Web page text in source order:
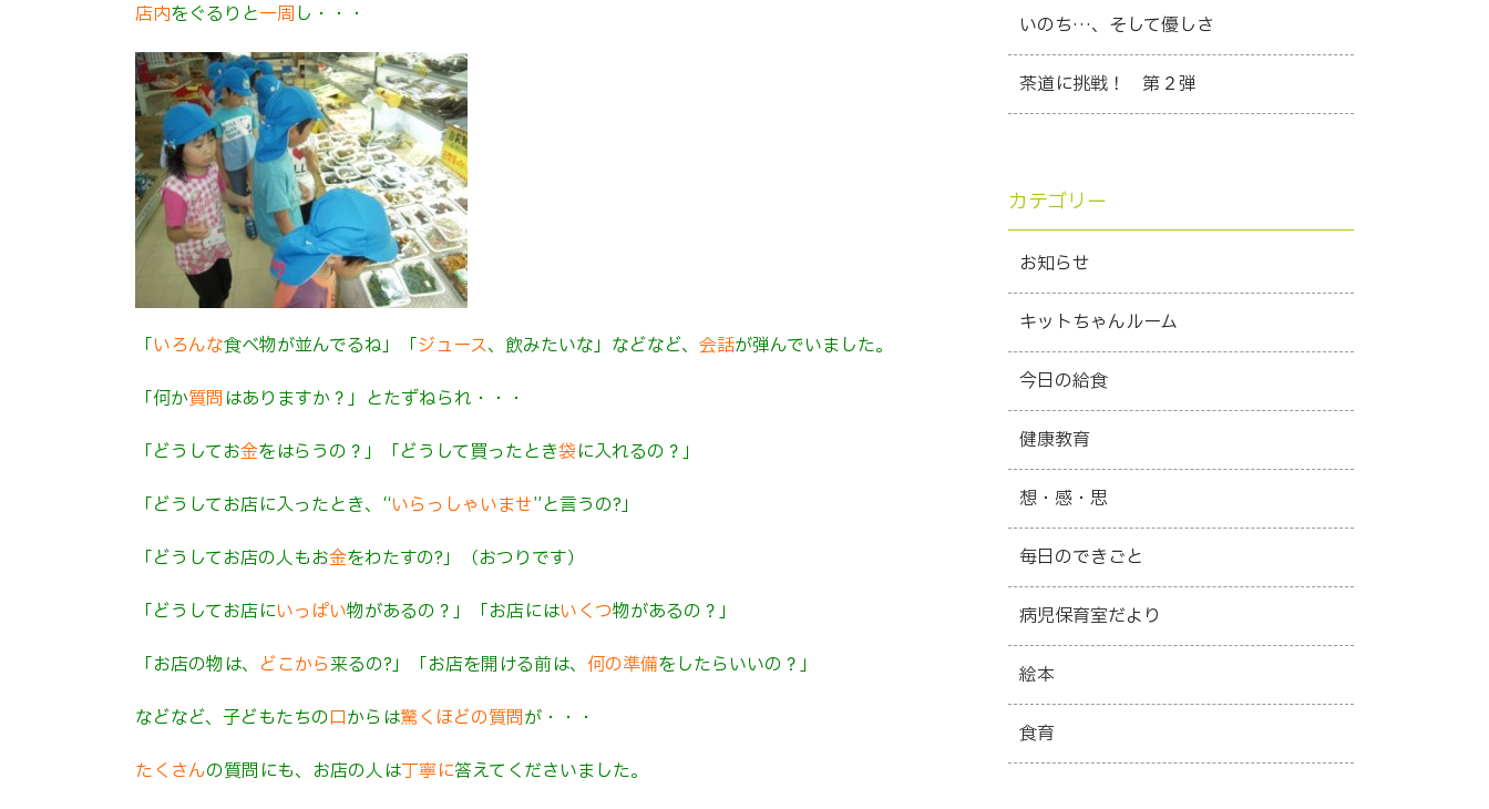
店内をぐるりと一周し・・・
「いろんな食べ物が並んでるね」「ジュース、飲みたいな」などなど、 会話が弾んでいました。
「何か質問 はありますか？」とたずねられ・・・
「どうしてお金をはらうの？」「どうして買ったとき袋に入れるの？」
「どうしてお店に入ったとき、“いらっしゃいませ”と言うの?」
「どうしてお店の人もお金をわたすの?」（おつりです）
「どうしてお店にいっぱい物があるの？」「お店にはいくつ物があるの？」
「お店の物は、 どこから来るの?」「お店を開ける前は、 何の準備をしたらいいの？」
などなど、子どもたちの口からは驚くほどの質問が・・・
たくさんの質問にも、お店の人は丁寧に答えてくださいました。
いのち…、そして優しさ
茶道に挑戦！ 第２弾
カテゴリー
お知らせ
キットちゃんルーム
今日の給食
健康教育
想・感・思
毎日のできごと
病児保育室だより
絵本
食育